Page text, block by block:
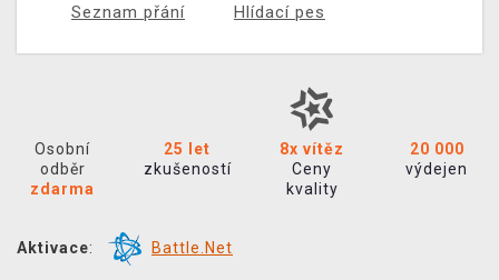
Seznam přání Hlídací pes
Osobní
odběr
zdarma
25 let
zkušeností
8x vítěz
Ceny
kvality
20 000
výdejen
Aktivace: Battle.Net